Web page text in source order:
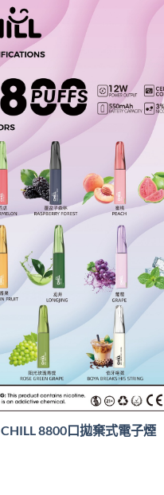
CHILL 8800口拋棄式電子煙